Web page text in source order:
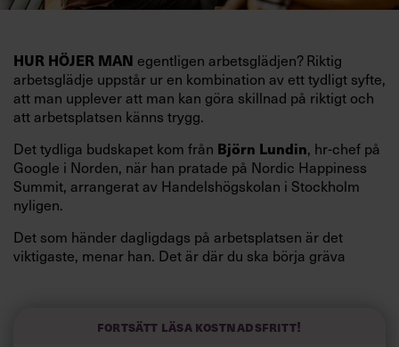
HUR HÖJER MAN egentligen arbetsglädjen? Riktig
arbetsglädje uppstår ur en kombination av ett tydligt syfte,
att man upplever att man kan göra skillnad på riktigt och
att arbetsplatsen känns trygg.
Det tydliga budskapet kom från Björn Lundin, hr-chef på
Google i Norden, när han pratade på Nordic Happiness
Summit, arrangerat av Handelshögskolan i Stockholm
nyligen.
Det som händer dagligdags på arbetsplatsen är det
viktigaste, menar han. Det är där du ska börja gräva
och höjt arbetsglädjen på Google:
Fortsätt läsa kostnadsfritt!